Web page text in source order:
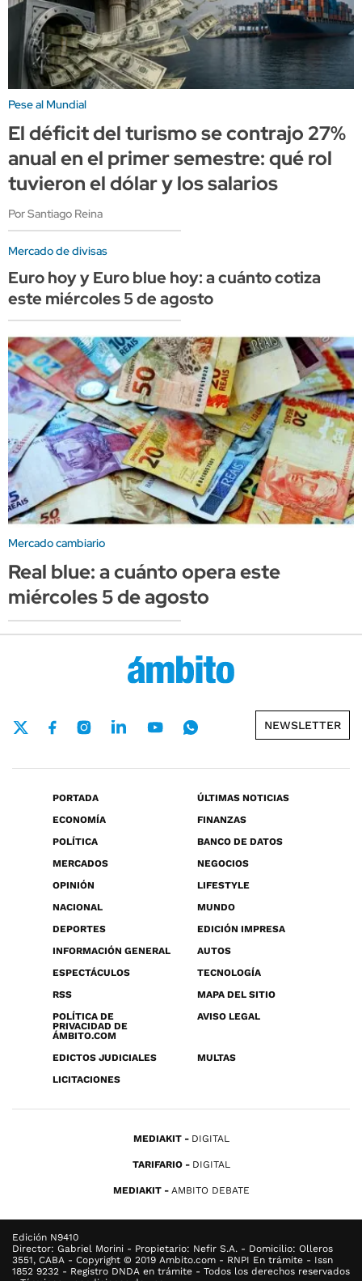
Pese al Mundial
El déficit del turismo se contrajo 27%
anual en el primer semestre: qué rol
tuvieron el dólar y los salarios
Por Santiago Reina
Mercado de divisas
Euro hoy y Euro blue hoy: a cuánto cotiza
este miércoles 5 de agosto
Mercado cambiario
Real blue: a cuánto opera este
miércoles 5 de agosto
NEWSLETTER
PORTADA
ÚLTIMAS NOTICIAS
ECONOMÍA
FINANZAS
POLÍTICA
BANCO DE DATOS
MERCADOS
NEGOCIOS
OPINIÓN
LIFESTYLE
NACIONAL
MUNDO
DEPORTES
EDICIÓN IMPRESA
INFORMACIÓN GENERAL
AUTOS
ESPECTÁCULOS
TECNOLOGÍA
RSS
MAPA DEL SITIO
POLÍTICA DE
PRIVACIDAD DE
ÁMBITO.COM
AVISO LEGAL
EDICTOS JUDICIALES
MULTAS
LICITACIONES
MEDIAKIT DIGITAL
TARIFARIO DIGITAL
MEDIAKIT AMBITO DEBATE
Edición N9410
Director: Gabriel Morini - Propietario: Nefir S.A. - Domicilio: Olleros
3551, CABA - Copyright © 2019 Ambito.com - RNPI En trámite - Issn
1852 9232 - Registro DNDA en trámite - Todos los derechos reservados